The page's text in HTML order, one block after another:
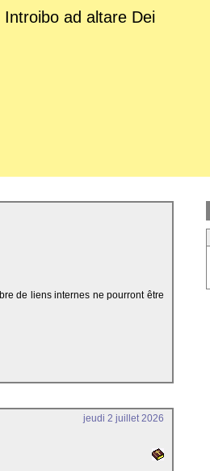
Introibo ad altare Dei
de liens internes ne pourront être
jeudi 2 juillet 2026